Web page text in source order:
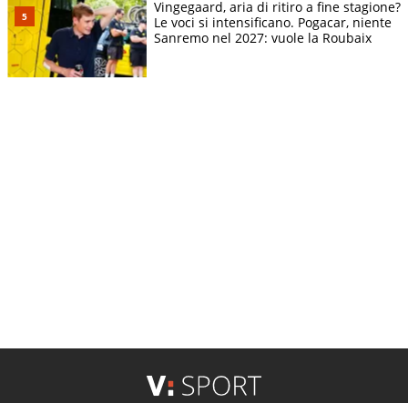
Vingegaard, aria di ritiro a fine stagione?
Le voci si intensificano. Pogacar, niente
Sanremo nel 2027: vuole la Roubaix